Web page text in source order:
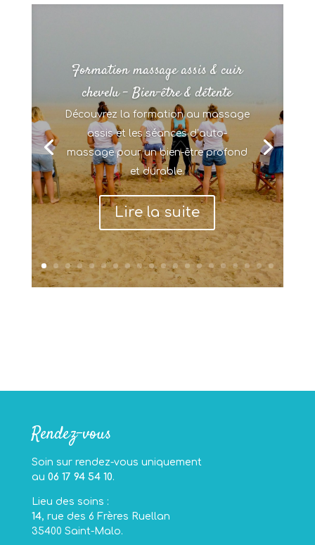
Formation massage assis & cuir
chevelu – Bien-être & détente
Découvrez la formation au massage
assis et les séances d’auto-
massage pour un bien-être profond
et durable.
Lire la suite
Rendez-vous
Soin sur rendez-vous uniquement
au 06 17 94 54 10.
Lieu des soins :
14, rue des 6 Frères Ruellan
35400 Saint-Malo.